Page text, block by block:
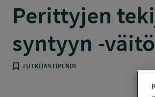
Perittyjen
syntyyn -
TUTKIJASTIPENDI